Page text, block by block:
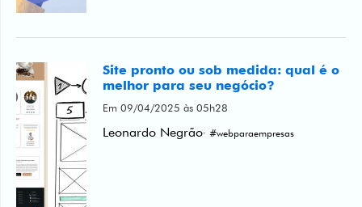
Site pronto ou sob medida: qual é o
melhor para seu negócio?
Em 09/04/2025 às 05h28
Leonardo Negrão· #webparaempresas